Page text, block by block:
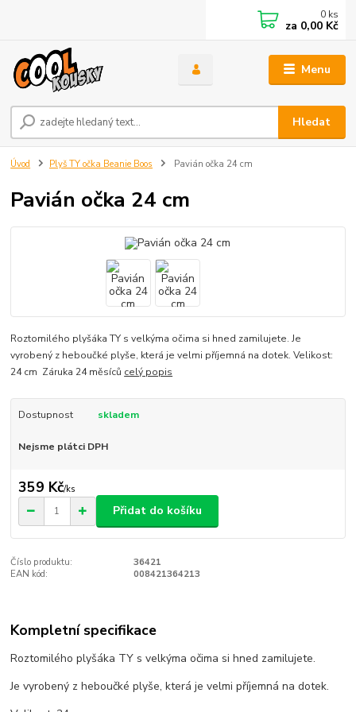
Menu
Hledat
0 ks
za 0,00 Kč
Úvod Plyš TY očka Beanie Boos Pavián očka 24 cm
Pavián očka 24 cm
Roztomilého plyšáka TY s velkýma očima si hned zamilujete. Je
vyrobený z heboučké plyše, která je velmi příjemná na dotek. Velikost:
24 cm Záruka 24 měsíců celý popis
Dostupnost skladem
Nejsme plátci DPH
359 Kč/ks
Přidat do košíku
Číslo produktu:
36421
EAN kód:
008421364213
Kompletní specifikace
Roztomilého plyšáka TY s velkýma očima si hned zamilujete.
Je vyrobený z heboučké plyše, která je velmi příjemná na dotek.